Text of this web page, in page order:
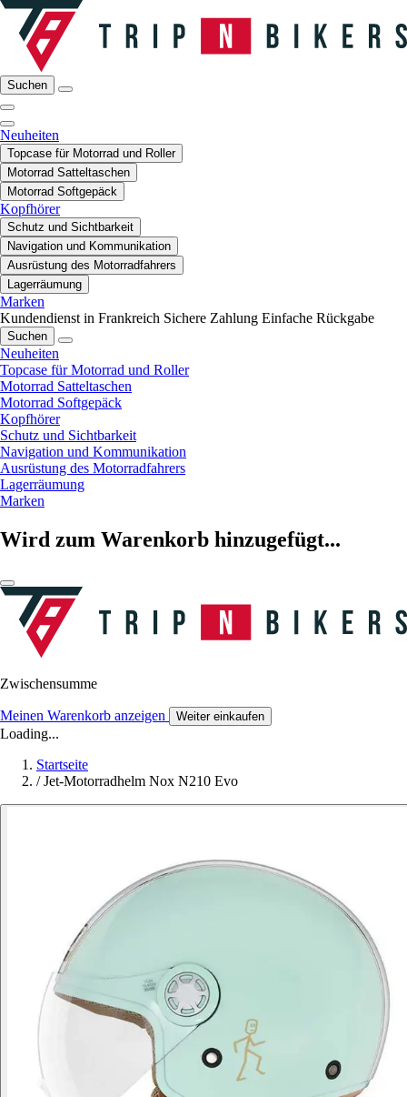
Suchen
Neuheiten
Topcase für Motorrad und Roller
Motorrad Satteltaschen
Motorrad Softgepäck
Kopfhörer
Schutz und Sichtbarkeit
Navigation und Kommunikation
Ausrüstung des Motorradfahrers
Lagerräumung
Marken
Kundendienst in Frankreich Sichere Zahlung Einfache Rückgabe
Suchen
Neuheiten
Topcase für Motorrad und Roller
Motorrad Satteltaschen
Motorrad Softgepäck
Kopfhörer
Schutz und Sichtbarkeit
Navigation und Kommunikation
Ausrüstung des Motorradfahrers
Lagerräumung
Marken
Wird zum Warenkorb hinzugefügt...
Zwischensumme
Meinen Warenkorb anzeigen Weiter einkaufen
Loading...
Startseite
/ Jet-Motorradhelm Nox N210 Evo